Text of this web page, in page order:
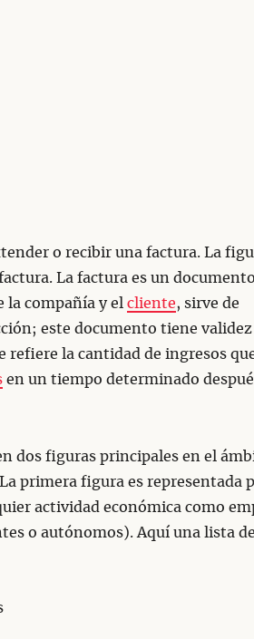
o recibir una factura. La
La factura es un
la compañía y el cliente, sirve de
este documento tiene validez
refiere la cantidad de ingresos
en un tiempo determinado
dos figuras principales en el
primera figura es representada
actividad económica como
o autónomos). Aquí una lista